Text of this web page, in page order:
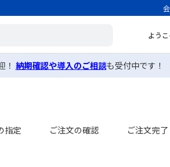
よう
！ 納期確認や導入のご相談も受付中です！
指定 ご注文の確認 ご注文完了